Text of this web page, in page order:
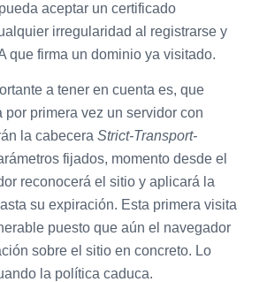
aceptar un certificado
irregularidad al registrarse y
que firma un dominio ya visitado.
a tener en cuenta es, que
por primera vez un servidor con
la cabecera Strict-Transport-
fijados, momento desde el
reconocerá el sitio y aplicará la
su expiración. Esta primera visita
puesto que aún el navegador
sobre el sitio en concreto. Lo
la política caduca.